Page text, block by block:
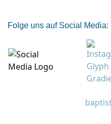
Folge uns auf Social Media: